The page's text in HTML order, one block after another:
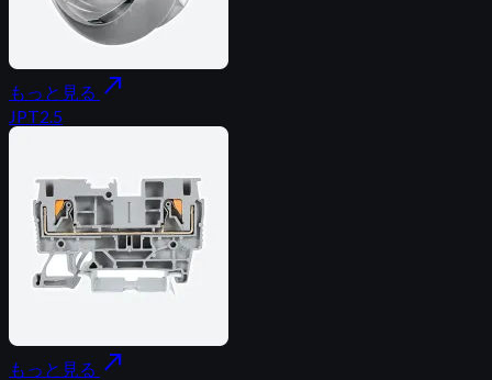
もっと見る north_east
JPT2.5
もっと見る north_east